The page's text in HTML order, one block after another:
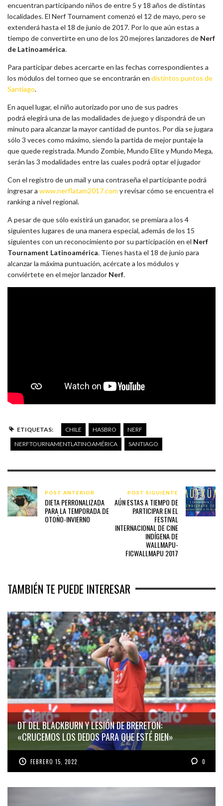
encuentran participando niños de entre 5 y 18 años de distintas
localidades. El Nerf Tournament comenzó el 12 de mayo, pero se
extenderá hasta el 18 de junio de 2017. Por lo que aún estas a
tiempo de convertirte en uno de los 20 mejores lanzadores de Nerf
de Latinoamérica.
Para participar debes acercarte en las fechas correspondientes a
los módulos del torneo que se encontrarán en distintos puntos de
Santiago.
En aquel lugar, el niño autorizado por uno de sus padres
podrá elegirá una de las modalidades de juego y dispondrá de un
minuto para alcanzar la mayor cantidad de puntos. Por día se jugara
sólo 3 veces como máximo, siendo la partida de mejor puntaje la
que quede registrada. Mundo Zombie, Mundo Elite y Mundo Mega,
serán las 3 modalidades entre las cuales podrá optar el jugador
Con el registro de un mail y una contraseña el participante podrá
ingresar a www.nerflatam2017.com y revisar cómo se encuentra el
ranking a nivel regional.
A pesar de que sólo existirá un ganador, se premiara a los 4
siguientes lugares de una manera especial, además de los 15
siguientes con un reconocimiento por su participación en el Nerf
Tournament Latinoamérica. Tienes hasta el 18 de junio para
alcanzar la máxima puntuación, acércate a los módulos y
conviértete en el mejor lanzador Nerf.
ETIQUETAS: CHILE HASBRO
NERF
NERFTOURNAMENTLATINOAMÉRICA
SANTIAGO
POST ANTERIOR
DIETA PERRONALIZADA
PARA LA TEMPORADA DE
OTOÑO-INVIERNO
POST SIGUIENTE
AÚN ESTAS A TIEMPO DE
PARTICIPAR EN EL
FESTIVAL
INTERNACIONAL DE CINE
INDÍGENA DE
WALLMAPU-
FICWALLMAPU 2017
TAMBIÉN TE PUEDE INTERESAR
DT DEL BLACKBURN Y LESIÓN DE BRERETON:
«CRUCEMOS LOS DEDOS PARA QUE ESTÉ BIEN»
FEBRERO 15, 2022 0